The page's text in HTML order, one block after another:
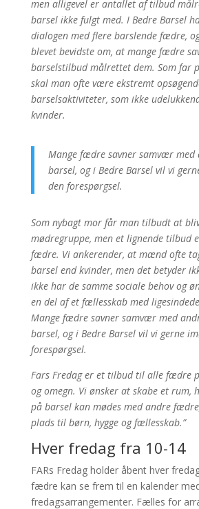
men alligevel er antallet af tilbud
barsel ikke fulgt med. I Bedre Barsel
dialogen med flere barslende fædre,
blevet bevidste om, at mange fædre
barselstilbud målrettet dem. Som far
skal man ofte være ekstremt
barselsaktiviteter, som ikke
kvinder.
Mange fædre savner samvær
barsel, og i Bedre Barsel vil vi
den forespørgsel.
Som nybagt mor får man tilbudt at
mødregruppe, men et lignende tilbud
fædre. Vi ankerender, at mænd ofte
barsel end kvinder, men det betyder
ikke har de samme sociale behov og
en del af et fællesskab med
Mange fædre savner samvær med
barsel, og i Bedre Barsel vil vi gerne
forespørgsel.
Fars Fredag er et tilbud til alle fædre
og omegn. Vi ønsker at skabe et rum,
på barsel kan mødes med andre
plads til børn, hygge og fællesskab.”
Hver fredag fra 10-14
FARs Fredag holder åbent hver
fædre kan se frem til en kalender
fredagsarrangementer. Fælles for